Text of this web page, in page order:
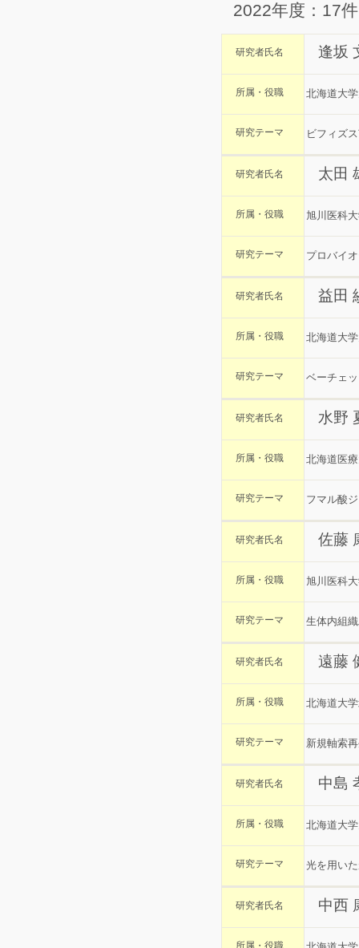
2022年度：17
研究者氏名 逢坂
所属・役職 北海道大
研究テーマ ビフィズ
研究者氏名 太田
所属・役職 旭川医科
研究テーマ プロバイ
研究者氏名 益田
所属・役職 北海道大
研究テーマ ベーチェ
研究者氏名 水野
所属・役職 北海道医
研究テーマ フマル酸
研究者氏名 佐藤
所属・役職 旭川医科
研究テーマ 生体内組
研究者氏名 遠藤
所属・役職 北海道大
研究テーマ 新規軸索
研究者氏名 中島
所属・役職 北海道大
研究テーマ 光を用い
研究者氏名 中西
所属・役職